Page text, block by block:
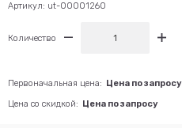
Артикул: ut-00001260
Количество
Первоначальная цена: Цена по запросу
Цена со скидкой: Цена по запросу